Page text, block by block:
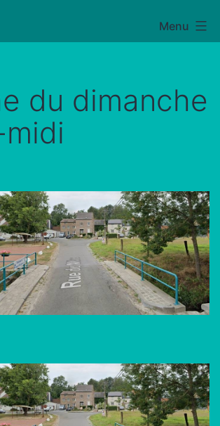
Menu
du dimanche